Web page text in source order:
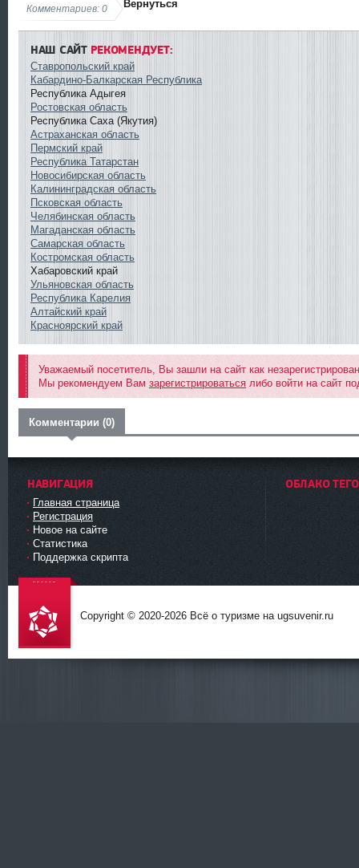
Вернуться
Комментариев: 0
НАШ САЙТРЕКОМЕНДУЕТ:
Ставропольский край
Кабардино-Балкарская Республика
Республика Адыгея
Ростовская область
Республика Саха (Якутия)
Астраханская область
Пермский край
Республика Татарстан
Новосибирская область
Калининградская область
Псковская область
Челябинская область
Магаданская область
Самарская область
Костромская область
Хабаровский край
Ульяновская область
Республика Карелия
Алтайский край
Красноярский край
Уважаемый посетитель, Вы зашли на сайт как
Мы рекомендуем Вам зарегистрироваться либо войти на сайт
Комментарии (0)
НАВИГАЦИЯ
Главная страница
Регистрация
Новое на сайте
Статистика
Поддержка скрипта
ОБЛАКО
DataLife
Copyright © 2020-2026 Всё о туризме на ugsuvenir.ru